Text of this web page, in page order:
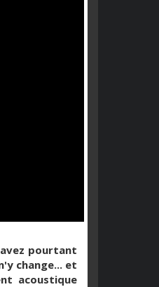
pourtant
change... et
acoustique